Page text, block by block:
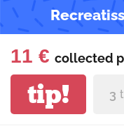
11 € collected
tip! 3